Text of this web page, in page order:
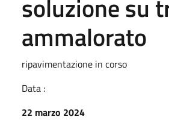
soluzione su
ammalorato
ripavimentazione in corso
Data :
22 marzo 2024